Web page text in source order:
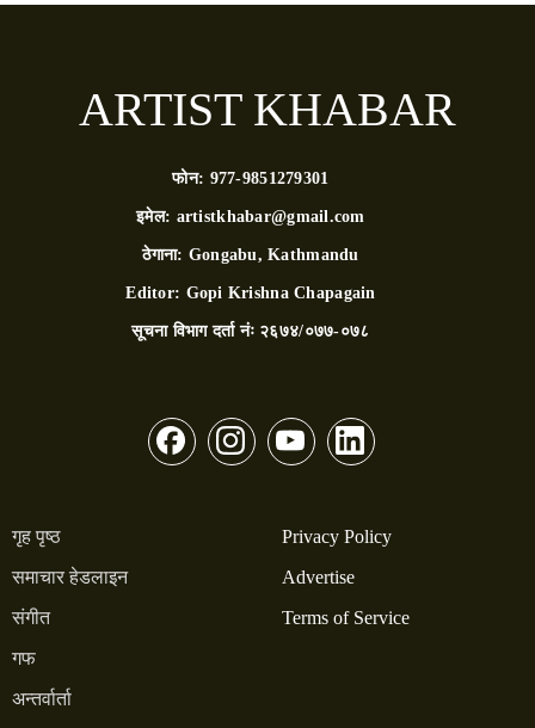
ARTIST KHABAR
फोन: 977-9851279301
इमेल: artistkhabar@gmail.com
ठेगाना: Gongabu, Kathmandu
Editor: Gopi Krishna Chapagain
सूचना विभाग दर्ता नंः २६७४/०७७-०७८
गृह पृष्ठ
समाचार हेडलाइन
संगीत
गफ
अन्तर्वार्ता
Privacy Policy
Advertise
Terms of Service